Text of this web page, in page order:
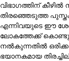
വിഭാഗത്തിന്
തിരഞ്ഞെടുത്ത
എന്നിവയുടെ ഈ
ലോകത്തേക്ക്
നൽകുന്നതിൽ
ഭയാനകമായ